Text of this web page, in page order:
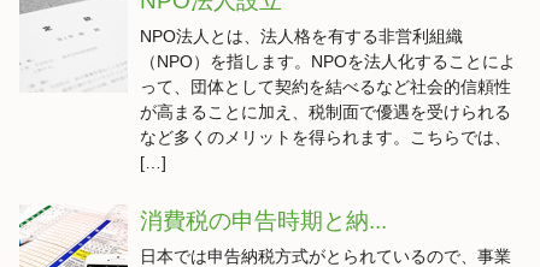
NPO法人とは、法人格を有する非営利組織
（NPO）を指します。NPOを法人化することによ
って、団体として契約を結べるなど社会的信頼性
が高まることに加え、税制面で優遇を受けられる
など多くのメリットを得られます。こちらでは、
[…]
消費税の申告時期と納...
日本では申告納税方式がとられているので、事業